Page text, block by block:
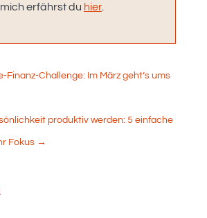
mich erfährst du hier.
Finanz-Challenge: Im März geht’s ums
produktiv werden: 5 einfache
Fokus→